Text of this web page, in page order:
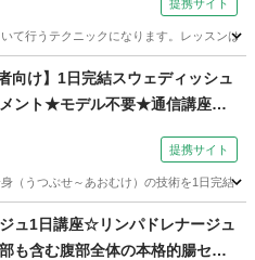
提携サイト
て行うテクニックになります。レッスン
向け】1日完結スウェディッシュ
ント★モデル不要★通信講座有
提携サイト
（うつぶせ～あおむけ）の技術を1日完結
ュ1日講座☆リンパドレナージュ
も含む腹部全体の本格的腸セラ